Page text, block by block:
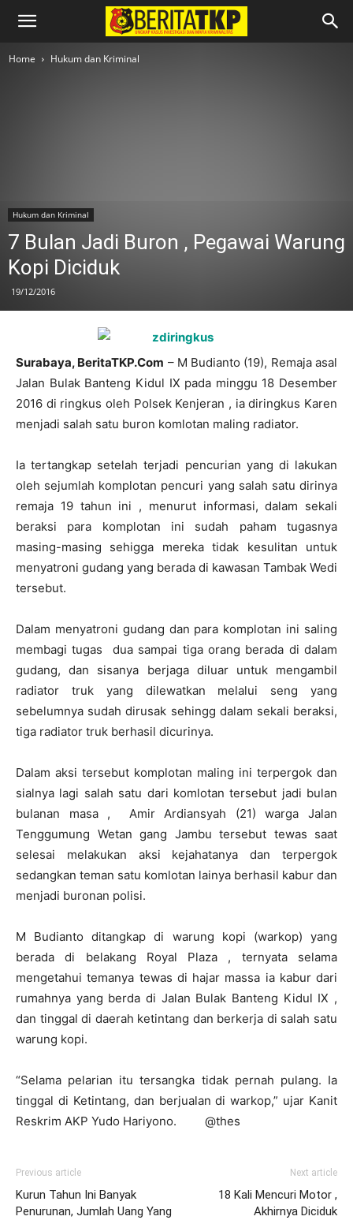
Home Hukum dan Kriminal
Hukum dan Kriminal
7 Bulan Jadi Buron , Pegawai Warung
Kopi Diciduk
19/12/2016
Surabaya, BeritaTKP.Com – M Budianto (19), Remaja asal
Jalan Bulak Banteng Kidul IX pada minggu 18 Desember
2016 di ringkus oleh Polsek Kenjeran , ia diringkus Karen
menjadi salah satu buron komlotan maling radiator.
Ia tertangkap setelah terjadi pencurian yang di lakukan
oleh sejumlah komplotan pencuri yang salah satu dirinya
remaja 19 tahun ini , menurut informasi, dalam sekali
beraksi para komplotan ini sudah paham tugasnya
masing-masing sehigga mereka tidak kesulitan untuk
menyatroni gudang yang berada di kawasan Tambak Wedi
tersebut.
Dalam menyatroni gudang dan para komplotan ini saling
membagi tugas dua sampai tiga orang berada di dalam
gudang, dan sisanya berjaga diluar untuk mengambil
radiator truk yang dilewatkan melalui seng yang
sebelumnya sudah dirusak sehingg dalam sekali beraksi,
tiga radiator truk berhasil dicurinya.
Dalam aksi tersebut komplotan maling ini terpergok dan
sialnya lagi salah satu dari komlotan tersebut jadi bulan
bulanan masa , Amir Ardiansyah (21) warga Jalan
Tenggumung Wetan gang Jambu tersebut tewas saat
selesai melakukan aksi kejahatanya dan terpergok
sedangkan teman satu komlotan lainya berhasil kabur dan
menjadi buronan polisi.
M Budianto ditangkap di warung kopi (warkop) yang
berada di belakang Royal Plaza , ternyata selama
mengetahui temanya tewas di hajar massa ia kabur dari
rumahnya yang berda di Jalan Bulak Banteng Kidul IX ,
dan tinggal di daerah ketintang dan berkerja di salah satu
warung kopi.
“Selama pelarian itu tersangka tidak pernah pulang. Ia
tinggal di Ketintang, dan berjualan di warkop,” ujar Kanit
Reskrim AKP Yudo Hariyono. @thes
Previous article
Kurun Tahun Ini Banyak
Penurunan, Jumlah Uang Yang
Next article
18 Kali Mencuri Motor ,
Akhirnya Diciduk